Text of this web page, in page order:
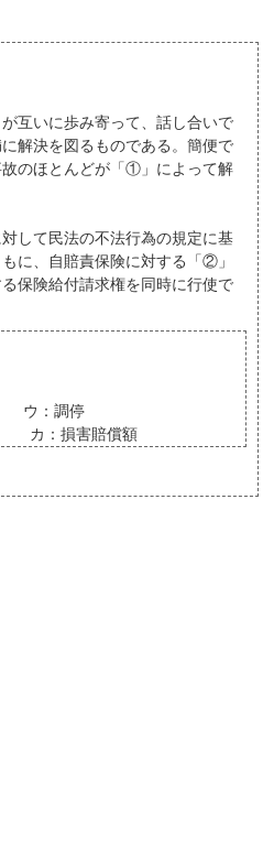
互いに歩み寄って、話し合いで
解決を図るものである。簡便で
のほとんどが「①」によって解
して民法の不法行為の規定に基
に、自賠責保険に対する「②」
保険給付請求権を同時に行使で
ウ：調停
カ：損害賠償額